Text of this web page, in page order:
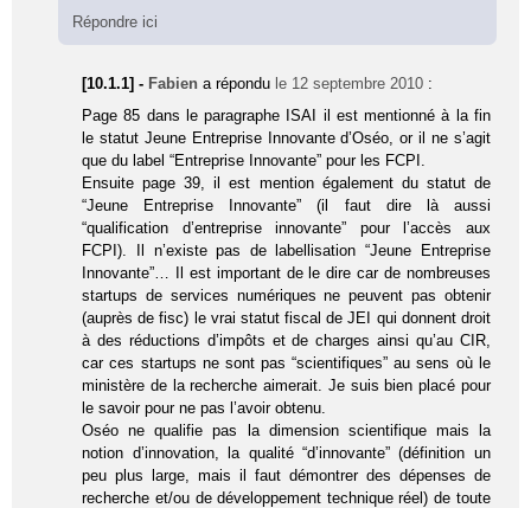
Répondre ici
[10.1.1] - Fabien a répondu le 12 septembre 2010 :
Page 85 dans le paragraphe ISAI il est mentionné à la fin
le statut Jeune Entreprise Innovante d’Oséo, or il ne s’agit
que du label “Entreprise Innovante” pour les FCPI.
Ensuite page 39, il est mention également du statut de
“Jeune Entreprise Innovante” (il faut dire là aussi
“qualification d’entreprise innovante” pour l’accès aux
FCPI). Il n’existe pas de labellisation “Jeune Entreprise
Innovante”… Il est important de le dire car de nombreuses
startups de services numériques ne peuvent pas obtenir
(auprès de fisc) le vrai statut fiscal de JEI qui donnent droit
à des réductions d’impôts et de charges ainsi qu’au CIR,
car ces startups ne sont pas “scientifiques” au sens où le
ministère de la recherche aimerait. Je suis bien placé pour
le savoir pour ne pas l’avoir obtenu.
Oséo ne qualifie pas la dimension scientifique mais la
notion d’innovation, la qualité “d’innovante” (définition un
peu plus large, mais il faut démontrer des dépenses de
recherche et/ou de développement technique réel) de toute